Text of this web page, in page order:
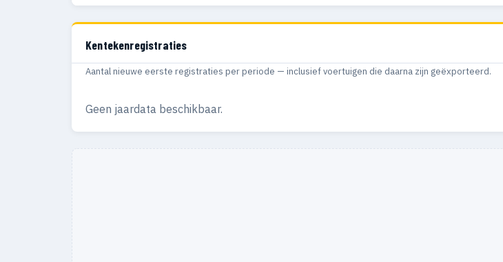
Kentekenregistraties
Aantal nieuwe eerste registraties per periode — inclusief voertuigen die daarna zijn geëxporteerd.
Geen jaardata beschikbaar.